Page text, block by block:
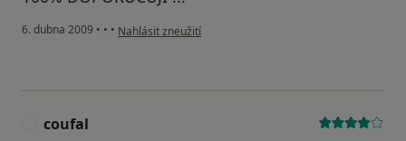
6. dubna 2009 • • • podle názoru uživatele Spillerová
Nahlásit zneužití
coufal